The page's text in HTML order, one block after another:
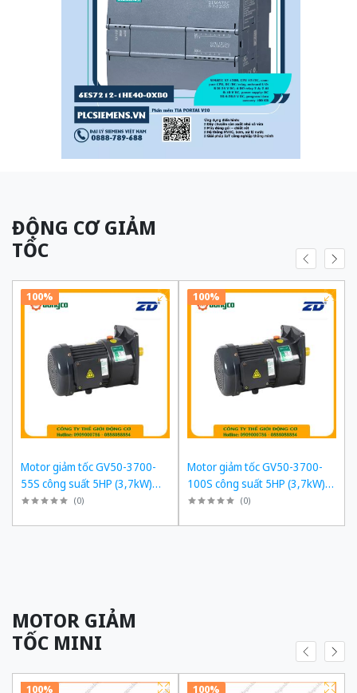
ĐỘNG CƠ GIẢM
TỐC
100%
Motor giảm tốc GV50-3700-
55S công suất 5HP (3,7kW)
1/55 kiểu lắp Mặt bích
(0)
100%
Motor giảm tốc GV50-3700-
100S công suất 5HP (3,7kW)
1/100 kiểu lắp Mặt bích
(0)
MOTOR GIẢM
TỐC MINI
100% 100%